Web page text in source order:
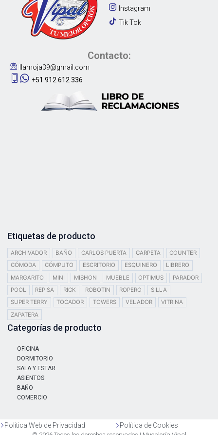
Instagram
Tik Tok
Contacto:
llamoja39@gmail.com
+51 912 612 336
Etiquetas de producto
ARCHIVADOR BAÑO CARLOS PUERTA CARPETA
COUNTER
CÓMODA
CÓMPUTO ESCRITORIO ESQUINERO
LIBRERO
MARGARITO
MINI MISHON MUEBLE OPTIMUS
PARADOR
POOL
REPISA RICK ROBOTIN ROPERO
SILLA
SUPER TERRY
TOCADOR TOWERS VELADOR
VITRINA
ZAPATERA
Categorías de producto
OFICINA
DORMITORIO
SALA Y ESTAR
ASIENTOS
BAÑO
COMERCIO
Política Web de Privacidad Política de Cookies